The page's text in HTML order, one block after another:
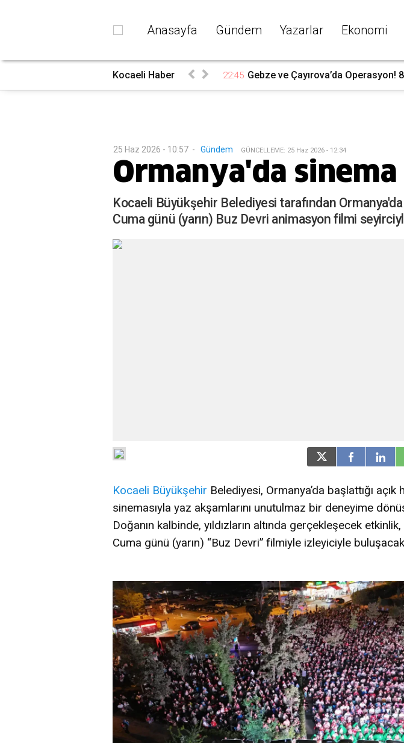
Anasayfa Gündem Yazarlar Ekonomi
Kocaeli Haber 22:45 Gebze ve Çayırova’da Operasyon!
25 Haz 2026 - 10:57 - Gündem GÜNCELLEME: 25 Haz 2026 - 12:34
Ormanya'da
Kocaeli Büyükşehir Belediyesi tarafından
Cuma günü (yarın) Buz Devri animasyon filmi
Kocaeli Büyükşehir Belediyesi, Ormanya’da başlattığı açık
sinemasıyla yaz akşamlarını unutulmaz bir deneyime
Doğanın kalbinde, yıldızların altında gerçekleşecek
Cuma günü (yarın) “Buz Devri” filmiyle izleyiciyle